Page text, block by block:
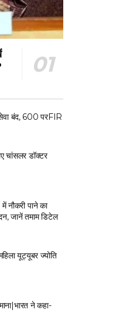
बंद, 600 परFIR
चांसलर डॉक्टर
पाने का
जानें तमाम डिटेल
यूट्यूबर ज्योति
ने कहा-